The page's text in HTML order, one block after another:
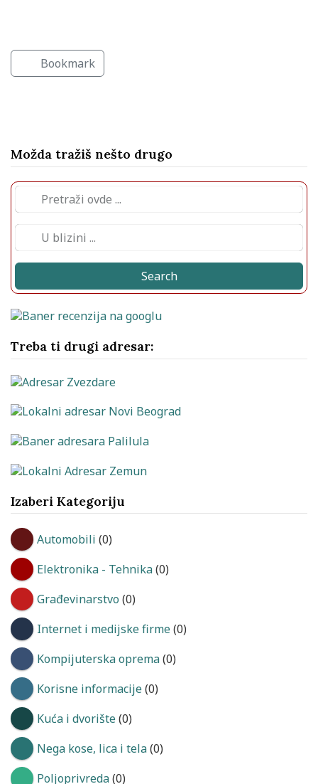
Bookmark
Možda tražiš nešto drugo
Search
Treba ti drugi adresar:
Izaberi Kategoriju
Automobili (0)
Elektronika - Tehnika(0)
Građevinarstvo (0)
Internet i medijske firme(0)
Kompijuterska oprema(0)
Korisne informacije(0)
Kuća i dvorište(0)
Nega kose, lica i tela(0)
Poljoprivreda(0)